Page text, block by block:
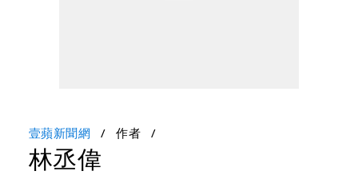
壹蘋新聞網 作者
林丞偉